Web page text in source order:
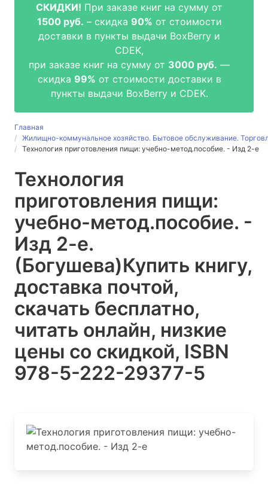
СКИДКИ! При заказе книг на сумму от
1500 руб. – скидка 90% от стоимости
доставки в пункты выдачи BoxBerry и
CDEK,
при заказе книг на сумму от 3000 руб. —
скидка 99% от стоимости доставки в
пункты выдачи BoxBerry и CDEK.
Главная
Жилищно-коммунальное хозяйство. Бытовое обслуживание.
Технология приготовления пищи: учебно-метод.пособие. - Изд 2-е
Технология
приготовления пищи:
учебно-метод.пособие. -
Изд 2-е.
(Богушева)Купить книгу,
доставка почтой,
скачать бесплатно,
читать онлайн, низкие
цены со скидкой, ISBN
978-5-222-29377-5